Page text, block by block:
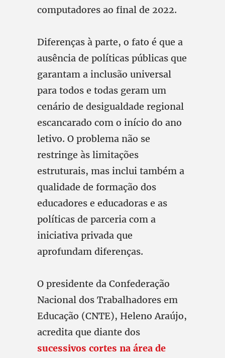
computadores ao final de 2022.
Diferenças à parte, o fato é que a
ausência de políticas públicas que
garantam a inclusão universal
para todos e todas geram um
cenário de desigualdade regional
escancarado com o início do ano
letivo. O problema não se
restringe às limitações
estruturais, mas inclui também a
qualidade de formação dos
educadores e educadoras e as
políticas de parceria com a
iniciativa privada que
aprofundam diferenças.
O presidente da Confederação
Nacional dos Trabalhadores em
Educação (CNTE), Heleno Araújo,
acredita que diante dos
sucessivos cortes na área de